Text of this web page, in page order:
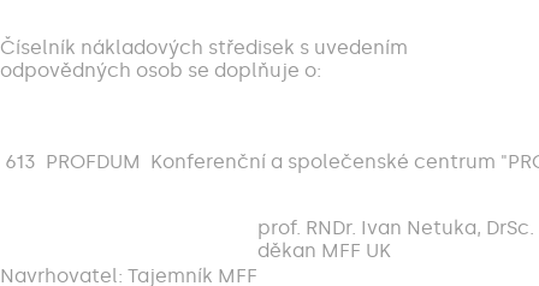
Číselník nákladových středisek s uvedením
odpovědných osob se doplňuje o:
613 PROFDUM Konferenční a společenské centrum
prof. RNDr. Ivan Netuka, DrSc.
děkan MFF UK
Navrhovatel: Tajemník MFF